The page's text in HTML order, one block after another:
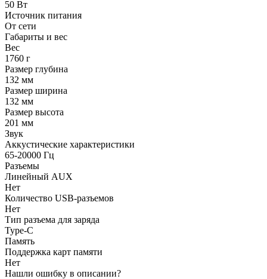
50 Вт
Источник питания
От сети
Габариты и вес
Вес
1760 г
Размер глубина
132 мм
Размер ширина
132 мм
Размер высота
201 мм
Звук
Аккустические характеристики
65-20000 Гц
Разъемы
Линейный AUX
Нет
Количество USB-разъемов
Нет
Тип разъема для заряда
Type-C
Память
Поддержка карт памяти
Нет
Нашли ошибку в описании?